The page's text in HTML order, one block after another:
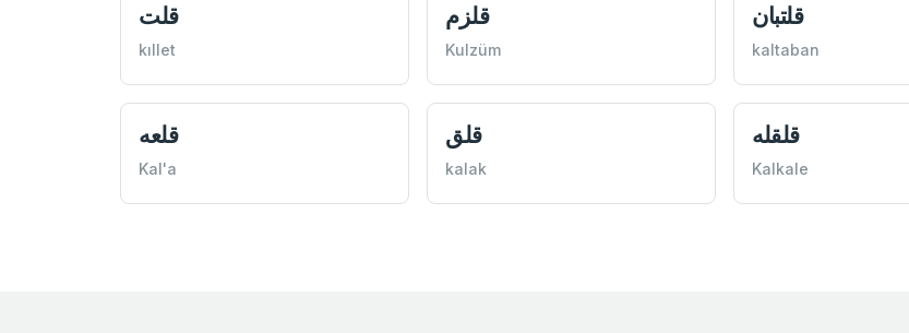
قلت
kıllet
قلزم
Kulzüm
قلتبان
kaltaban
قلعه
Kal'a
قلق
kalak
قلقله
Kalkale